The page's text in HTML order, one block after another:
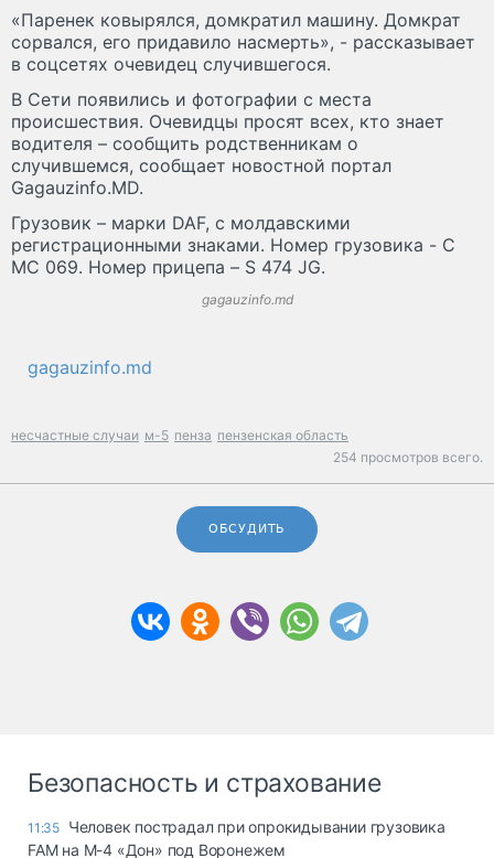
«Паренек ковырялся, домкратил машину. Домкрат
сорвался, его придавило насмерть», - рассказывает
в соцсетях очевидец случившегося.
В Сети появились и фотографии с места
происшествия. Очевидцы просят всех, кто знает
водителя – сообщить родственникам о
случившемся, сообщает новостной портал
Gagauzinfo.MD.
Грузовик – марки DAF, с молдавскими
регистрационными знаками. Номер грузовика - C
MC 069. Номер прицепа – S 474 JG.
gagauzinfo.md
gagauzinfo.md
несчастные случаи м-5 пенза пензенская область
254 просмотров всего.
ОБСУДИТЬ
Безопасность и страхование
11:35 Человек пострадал при опрокидывании грузовика
FAM на М-4 «Дон» под Воронежем